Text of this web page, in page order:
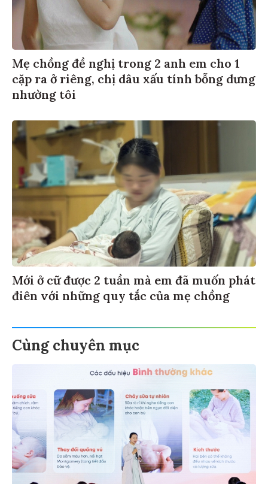
Mẹ chồng đề nghị trong 2 anh em cho 1
cặp ra ở riêng, chị dâu xấu tính bỗng dưng
nhường tôi
Mới ở cữ được 2 tuần mà em đã muốn phát
điên với những quy tắc của mẹ chồng
Cùng chuyên mục